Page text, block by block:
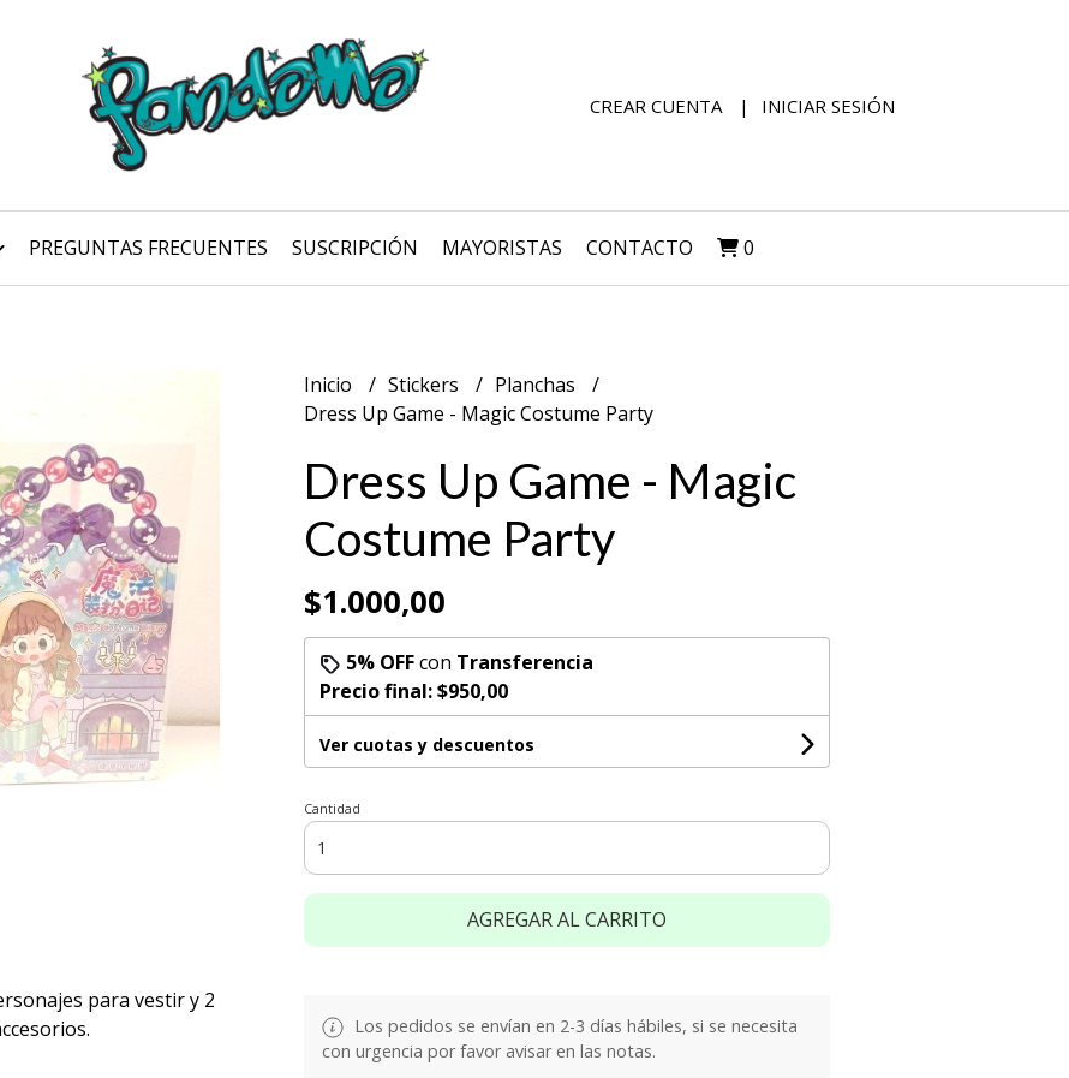
CREAR CUENTA INICIAR SESIÓN
PREGUNTAS FRECUENTES SUSCRIPCIÓN MAYORISTAS CONTACTO 0
para vestir y 2
Inicio Stickers
Planchas
Dress Up Game - Magic Costume Party
Dress Up Game - Magic
Costume Party
$1.000,00
5% OFFcon Transferencia
Precio final:$950,00
Ver cuotas y descuentos
Cantidad
AGREGAR AL CARRITO
Los pedidos se envían en 2-3 días hábiles, si se necesita
con urgencia por favor avisar en las notas.